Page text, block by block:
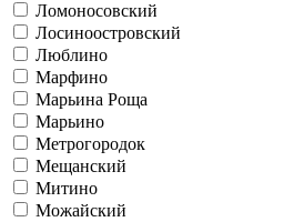
Ломоносовский
Лосиноостровский
Люблино
Марфино
Марьина Роща
Марьино
Метрогородок
Мещанский
Митино
Можайский